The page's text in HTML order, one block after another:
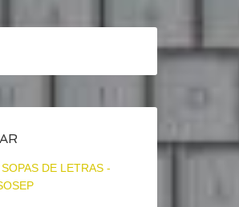
DE LETRAS -